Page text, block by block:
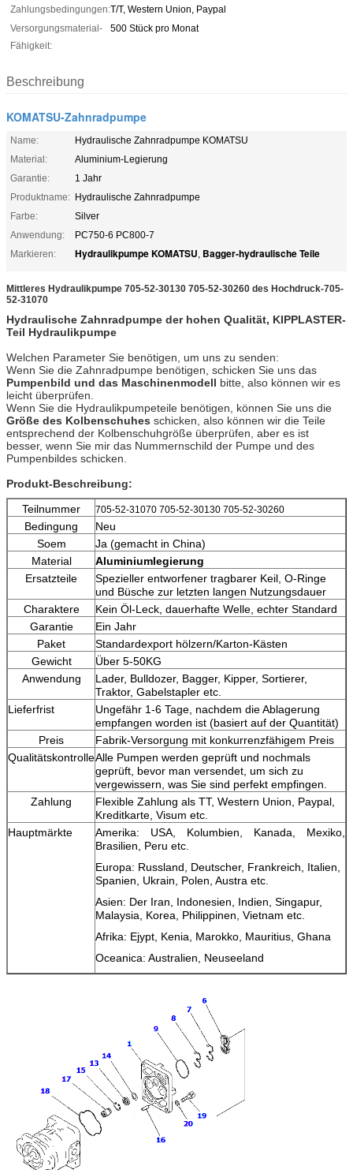
Zahlungsbedingungen:T/T, Western Union, Paypal
Versorgungsmaterial-
Fähigkeit:
500 Stück pro Monat
Beschreibung
KOMATSU-Zahnradpumpe
Name:
Hydraulische Zahnradpumpe KOMATSU
Material:
Aluminium-Legierung
Garantie:
1 Jahr
Produktname: Hydraulische Zahnradpumpe
Farbe:
Silver
Anwendung:
PC750-6 PC800-7
Markieren:
Hydraulikpumpe KOMATSU, Bagger-hydraulische Teile
Mittleres Hydraulikpumpe 705-52-30130 705-52-30260 des Hochdruck-705-
52-31070
Hydraulische Zahnradpumpe der hohen Qualität, KIPPLASTER-
Teil Hydraulikpumpe
Welchen Parameter Sie benötigen, um uns zu senden:
Wenn Sie die Zahnradpumpe benötigen, schicken Sie uns das
Pumpenbild und das Maschinenmodell bitte, also können wir es
leicht überprüfen.
Wenn Sie die Hydraulikpumpeteile benötigen, können Sie uns die
Größe des Kolbenschuhes schicken, also können wir die Teile
entsprechend der Kolbenschuhgröße überprüfen, aber es ist
besser, wenn Sie mir das Nummernschild der Pumpe und des
Pumpenbildes schicken.
Produkt-Beschreibung:
Teilnummer
705-52-31070 705-52-30130 705-52-30260
Bedingung
Neu
Soem
Ja (gemacht in China)
Material
Aluminiumlegierung
Ersatzteile
Spezieller entworfener tragbarer Keil, O-Ringe
und Büsche zur letzten langen Nutzungsdauer
Charaktere
Kein Öl-Leck, dauerhafte Welle, echter Standard
Garantie
Ein Jahr
Paket
Standardexport hölzern/Karton-Kästen
Gewicht
Über 5-50KG
Anwendung
Lader, Bulldozer, Bagger, Kipper, Sortierer,
Traktor, Gabelstapler etc.
Lieferfrist
Ungefähr 1-6 Tage, nachdem die Ablagerung
empfangen worden ist (basiert auf der Quantität)
Preis
Fabrik-Versorgung mit konkurrenzfähigem Preis
QualitätskontrolleAlle Pumpen werden geprüft und nochmals
geprüft, bevor man versendet, um sich zu
vergewissern, was Sie sind perfekt empfingen.
Zahlung
Flexible Zahlung als TT, Western Union, Paypal,
Kreditkarte, Visum etc.
Hauptmärkte
Amerika: USA, Kolumbien, Kanada, Mexiko,
Brasilien, Peru etc.
Europa: Russland, Deutscher, Frankreich, Italien,
Spanien, Ukrain, Polen, Austra etc.
Asien: Der Iran, Indonesien, Indien, Singapur,
Malaysia, Korea, Philippinen, Vietnam etc.
Afrika: Ejypt, Kenia, Marokko, Mauritius, Ghana
Oceanica: Australien, Neuseeland